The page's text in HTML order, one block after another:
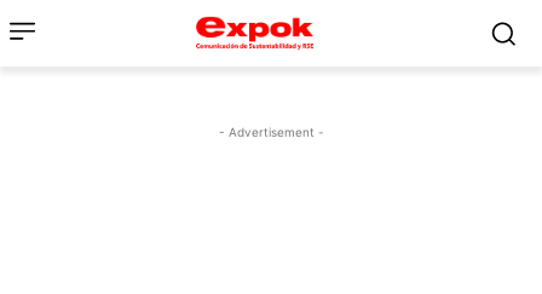
- Advertisement -